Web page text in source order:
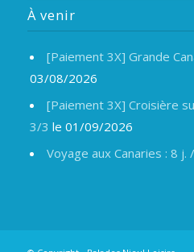
À venir
[Paiement 3X] Grande
03/08/2026
[Paiement 3X] Croisière
3/3 le 01/09/2026
Voyage aux Canaries : 8 j.